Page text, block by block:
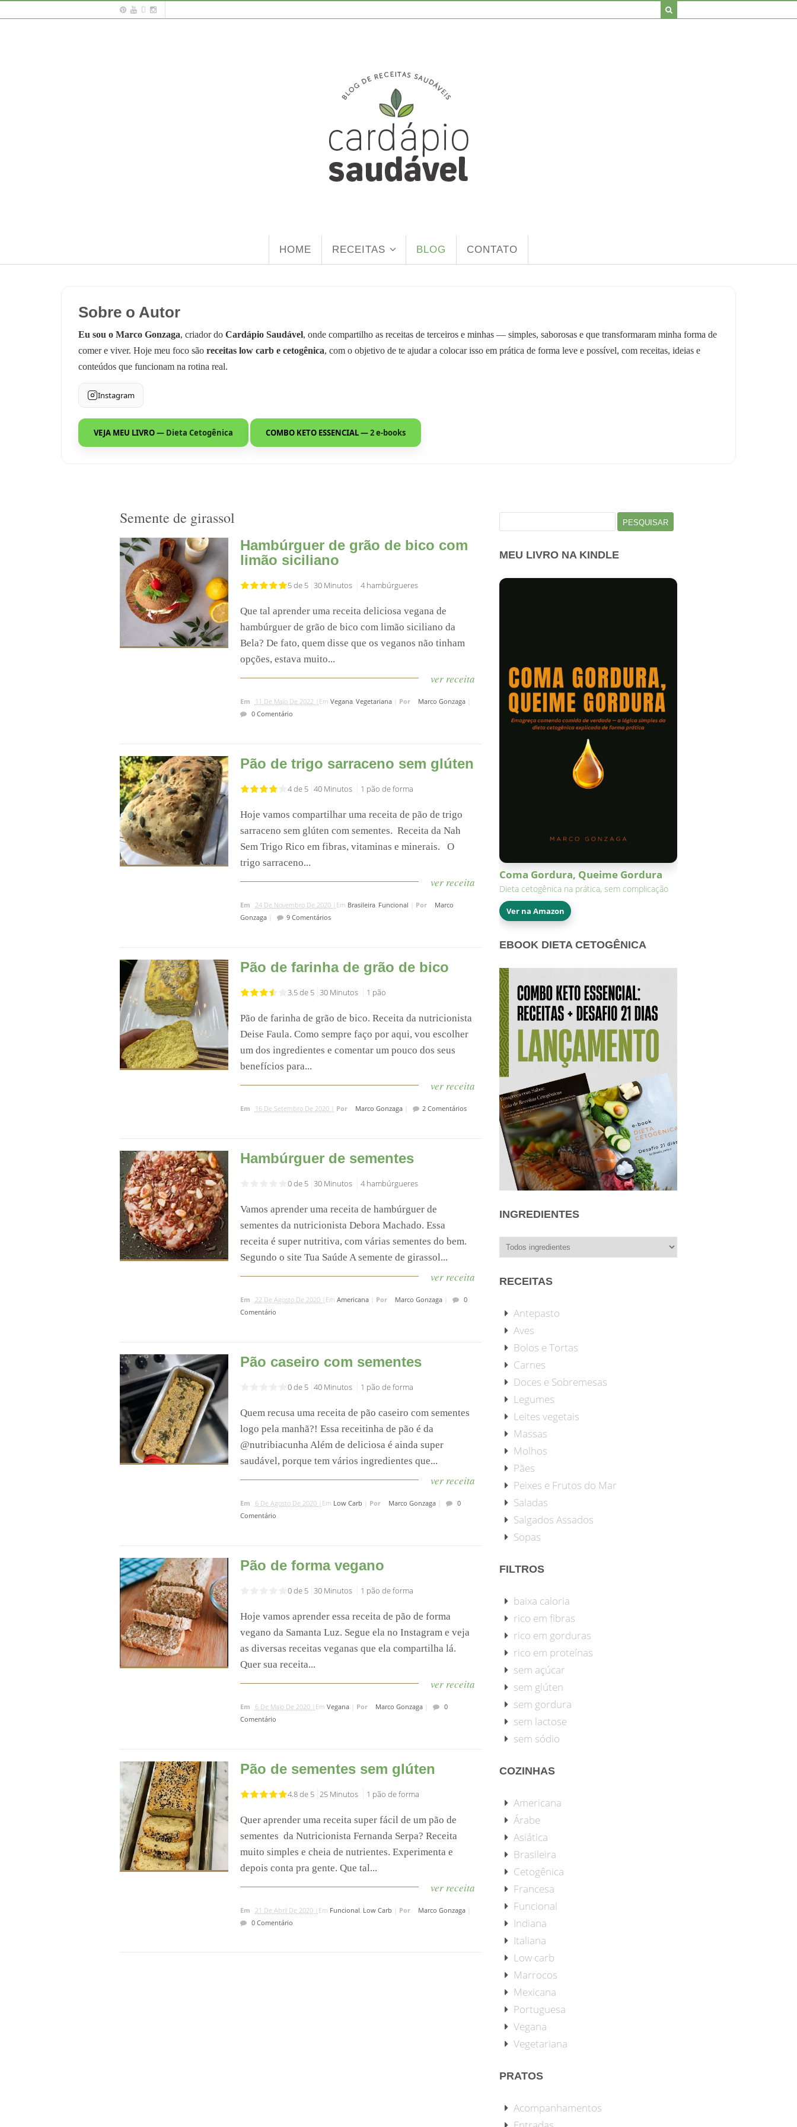
HOME RECEITAS BLOG CONTATO
Sobre o Autor
Eu sou o Marco Gonzaga, criador do Cardápio Saudável, onde compartilho as receitas de terceiros e minhas — simples, saborosas e que transformaram minha forma de
comer e viver. Hoje meu foco são receitas low carb e cetogênica, com o objetivo de te ajudar a colocar isso em prática de forma leve e possível, com receitas, ideias e
conteúdos que funcionam na rotina real.
Instagram
VEJA MEU LIVRO— Dieta Cetogênica COMBO KETO ESSENCIAL— 2 e-books
Semente de girassol
Hambúrguer de grão de bico com
limão siciliano
5 de 5 30 Minutos 4 hambúrgueres
Que tal aprender uma receita deliciosa vegana de
hambúrguer de grão de bico com limão siciliano da
Bela? De fato, quem disse que os veganos não tinham
opções, estava muito...
ver receita
Em 11 De Maio De 2022 | Em Vegana, Vegetariana| Por Marco Gonzaga|
0 Comentário
Pão de trigo sarraceno sem glúten
4 de 5 40 Minutos 1 pão de forma
Hoje vamos compartilhar uma receita de pão de trigo
sarraceno sem glúten com sementes.⁣⁣ ⁣⁣ Receita da Nah
Sem Trigo ⁣⁣Rico em fibras, vitaminas e minerais. ⁣⁣ ⁣⁣ O
trigo sarraceno...
ver receita
Em 24 De Novembro De 2020 | Em Brasileira, Funcional Por
Marco
Gonzaga| 9 Comentários
Pão de farinha de grão de bico
3.5 de 5 30 Minutos 1 pão
Pão de farinha de grão de bico. Receita da nutricionista
Deise Faula. Como sempre faço por aqui, vou escolher
um dos ingredientes e comentar um pouco dos seus
benefícios para...
ver receita
Em 16 De Setembro De 2020 | Por Marco Gonzaga| 2 Comentários
Hambúrguer de sementes
0 de 5 30 Minutos 4 hambúrgueres
Vamos aprender uma receita de hambúrguer de
sementes da nutricionista Debora Machado. Essa
receita é super nutritiva, com várias sementes do bem.
Segundo o site Tua Saúde A semente de girassol...
ver receita
Em 22 De Agosto De 2020 | Em Americana| Por Marco Gonzaga|
0
Comentário
Pão caseiro com sementes
0 de 5 40 Minutos 1 pão de forma
Quem recusa uma receita de pão caseiro com sementes
logo pela manhã?! Essa receitinha de pão é da
@nutribiacunha Além de deliciosa é ainda super
saudável, porque tem vários ingredientes que...
ver receita
Em 6 De Agosto De 2020 | Em Low Carb Por Marco Gonzaga|
0
Comentário
Pão de forma vegano
0 de 5 30 Minutos 1 pão de forma
Hoje vamos aprender essa receita de pão de forma
vegano da Samanta Luz. Segue ela no Instagram e veja
as diversas receitas veganas que ela compartilha lá.
Quer sua receita...
ver receita
Em 6 De Maio De 2020 | Em Vegana| Por Marco Gonzaga|
0
Comentário
Pão de sementes sem glúten
4.8 de 5 25 Minutos 1 pão de forma
Quer aprender uma receita super fácil de um pão de
sementes da Nutricionista Fernanda Serpa? Receita
muito simples e cheia de nutrientes. Experimenta e
depois conta pra gente. Que tal...
ver receita
Em 21 De Abril De 2020 | Em Funcional Low Carb Por Marco Gonzaga|
0 Comentário
por:
MEU LIVRO NA KINDLE
Coma Gordura, Queime Gordura
Dieta cetogênica na prática, sem complicação
Ver na Amazon
EBOOK DIETA CETOGÊNICA
INGREDIENTES
RECEITAS
Antepasto
Aves
Bolos e Tortas
Carnes
Doces e Sobremesas
Legumes
Leites vegetais
Massas
Molhos
Pães
Peixes e Frutos do Mar
Saladas
Salgados Assados
Sopas
FILTROS
baixa caloria
rico em fibras
rico em gorduras
rico em proteínas
sem açúcar
sem glúten
sem gordura
sem lactose
sem sódio
COZINHAS
Americana
Árabe
Asiática
Brasileira
Cetogênica
Francesa
Funcional
Indiana
Italiana
Low carb
Marrocos
Mexicana
Portuguesa
Vegana
Vegetariana
PRATOS
Acompanhamentos